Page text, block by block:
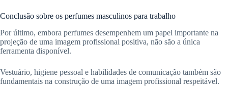
Conclusão sobre os perfumes masculinos para trabalho
Por último, embora perfumes desempenhem um papel importante na
projeção de uma imagem profissional positiva, não são a única
ferramenta disponível.
Vestuário, higiene pessoal e habilidades de comunicação também são
fundamentais na construção de uma imagem profissional respeitável.